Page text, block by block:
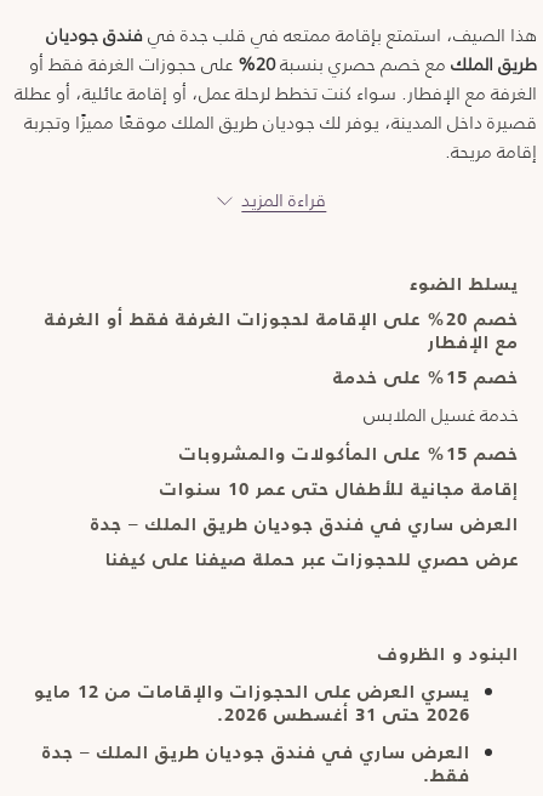
هذا الصيف، استمتع بإقامة ممتعه في قلب جدة فيفندق جوديان
طريق الملك مع خصم حصري بنسبة20%
على حجوزات الغرفة فقط أو
الغرفة مع الإفطار. سواء كنت تخطط لرحلة عمل، أو إقامة عائلية، أو عطلة
قصيرة داخل المدينة، يوفر لك جوديان طريق الملك موقعًا مميزًا وتجربة
إقامة مريحة.
وضمن عرض الصيف الحصري الخاص بحملة صيفنا على كيفنا، حيث يمكن
للضيوف الاستفادة من مزايا إضافية تشمل خصومات على خدمات
للأطفال حتى عمر 10 سنوات.
يشمل العرض:
خصم %20
STA-JKR
12 مايو 2026 – 31 أغسطس 2026
12 مايو 2026 – 31 أغسطس 2026
فترة الإقامة
قراءة المزيد
يسلط الضوء
خصم 20% على الإقامة لحجوزات الغرفة فقط أو الغرفة
مع الإفطار
خصم 15% على خدمة
خدمة غسيل الملابس
خصم 15% على المأكولات والمشروبات
إقامة مجانية للأطفال حتى عمر 10 سنوات
العرض ساري في فندق جوديان طريق الملك – جدة
عرض حصري للحجوزات عبر حملة صيفنا على كيفنا
البنود و الظروف
يسري العرض على الحجوزات والإقامات من 12 مايو
2026 حتى 31 أغسطس 2026.
العرض ساري في فندق جوديان طريق الملك – جدة
فقط.